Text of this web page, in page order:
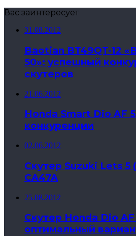
Вас заинтересует
31.08.2012
Baotian BT49QT-12
50»: успешный
скутеров
21.06.2012
Honda Smart Dio AF
конкуренции
02.06.2012
Скутер Suzuki Lets 5
CA47A
25.08.2012
Скутер Honda Dio
оптимальный